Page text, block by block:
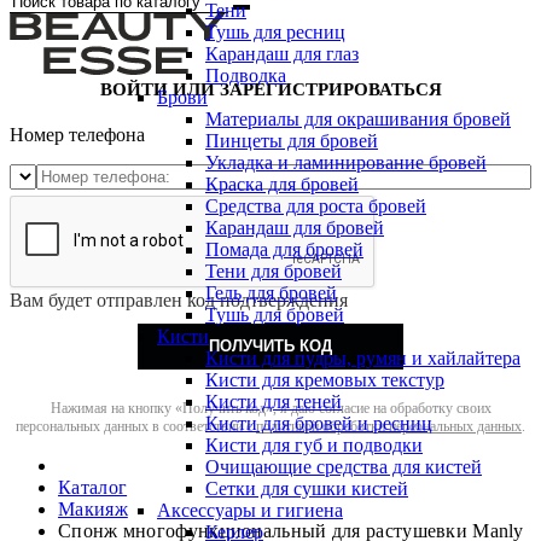
Тени
Тушь для ресниц
Карандаш для глаз
Подводка
Брови
Материалы для окрашивания бровей
Пинцеты для бровей
Укладка и ламинирование бровей
Краска для бровей
Средства для роста бровей
Карандаш для бровей
Помада для бровей
Тени для бровей
Гель для бровей
Тушь для бровей
Кисти
Кисти для пудры, румян и хайлайтера
Кисти для кремовых текстур
Кисти для теней
Кисти для бровей и ресниц
Кисти для губ и подводки
Очищающие средства для кистей
Сетки для сушки кистей
Аксессуары и гигиена
Керлер
ВОЙТИ ИЛИ ЗАРЕГИСТРИРОВАТЬСЯ
Номер телефона
Вам будет отправлен код подтверждения
ПОЛУЧИТЬ КОД
Нажимая на кнопку «Получить код», я даю согласие на обработку своих
персональных данных в соответствии сполитикой обработки персональных данных.
Каталог
Макияж
Спонж многофункциональный для растушевки Manly